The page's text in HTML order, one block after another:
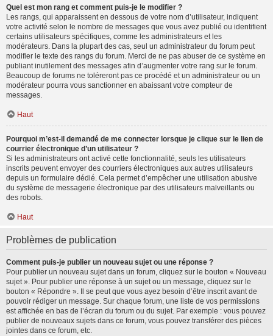
Quel est mon rang et comment puis-je le modifier ?
Les rangs, qui apparaissent en dessous de votre nom d’utilisateur, indiquent
votre activité selon le nombre de messages que vous avez publié ou identifient
certains utilisateurs spécifiques, comme les administrateurs et les
modérateurs. Dans la plupart des cas, seul un administrateur du forum peut
modifier le texte des rangs du forum. Merci de ne pas abuser de ce système en
publiant inutilement des messages afin d’augmenter votre rang sur le forum.
Beaucoup de forums ne toléreront pas ce procédé et un administrateur ou un
modérateur pourra vous sanctionner en abaissant votre compteur de
messages.
Haut
Pourquoi m’est-il demandé de me connecter lorsque je clique sur le lien de
courrier électronique d’un utilisateur ?
Si les administrateurs ont activé cette fonctionnalité, seuls les utilisateurs
inscrits peuvent envoyer des courriers électroniques aux autres utilisateurs
depuis un formulaire dédié. Cela permet d’empêcher une utilisation abusive
du système de messagerie électronique par des utilisateurs malveillants ou
des robots.
Haut
Problèmes de publication
Comment puis-je publier un nouveau sujet ou une réponse ?
Pour publier un nouveau sujet dans un forum, cliquez sur le bouton « Nouveau
sujet ». Pour publier une réponse à un sujet ou un message, cliquez sur le
bouton « Répondre ». Il se peut que vous ayez besoin d’être inscrit avant de
pouvoir rédiger un message. Sur chaque forum, une liste de vos permissions
est affichée en bas de l’écran du forum ou du sujet. Par exemple : vous pouvez
publier de nouveaux sujets dans ce forum, vous pouvez transférer des pièces
jointes dans ce forum, etc.